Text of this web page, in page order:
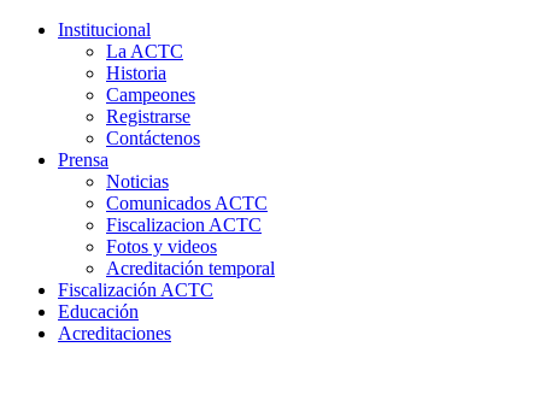
Institucional
La ACTC
Historia
Campeones
Registrarse
Contáctenos
Prensa
Noticias
Comunicados ACTC
Fiscalizacion ACTC
Fotos y videos
Acreditación temporal
Fiscalización ACTC
Educación
Acreditaciones